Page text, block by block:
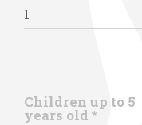
Children up to 5
years old *